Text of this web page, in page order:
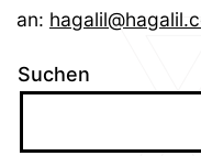
an:
Suchen